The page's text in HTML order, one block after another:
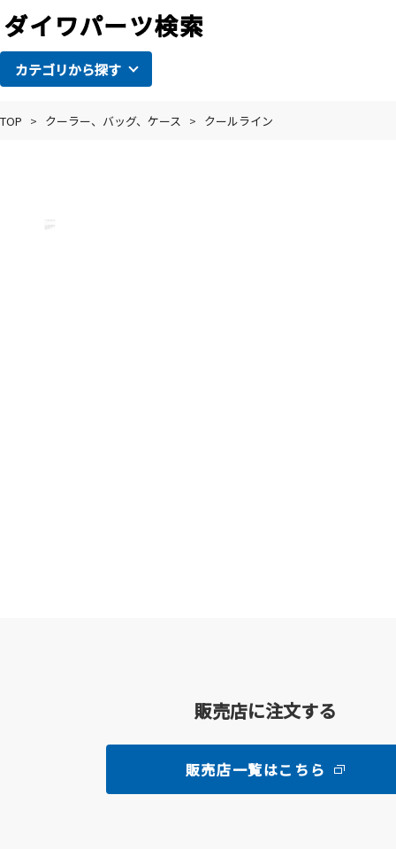
カテゴリから探す
TOP > クーラー、バッグ、ケース > クールライン
販売店に注文する
販売店一覧はこちら